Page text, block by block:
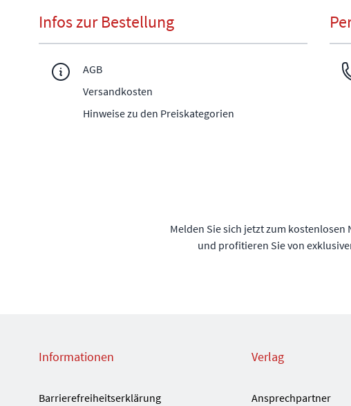
Infos zur Bestellung
AGB
Versandkosten
Hinweise zu den Preiskategorien
Melden Sie sich jetzt zum kostenlosen
und profitieren Sie von
Informationen
Barrierefreiheitserklärung
Verlag
Ansprechpartner